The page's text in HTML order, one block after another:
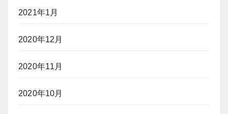
2021年1月
2020年12月
2020年11月
2020年10月